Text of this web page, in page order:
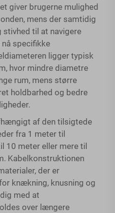
giver brugerne mulighed
mens der samtidig
til at navigere
specifikke
ligger typisk
hvor mindre diametre
rum, mens større
holdbarhed og bedre
af den tilsigtede
fra 1 meter til
10 meter eller mere til
Kabelkonstruktionen
der er
knækning, knusning og
med at
over længere